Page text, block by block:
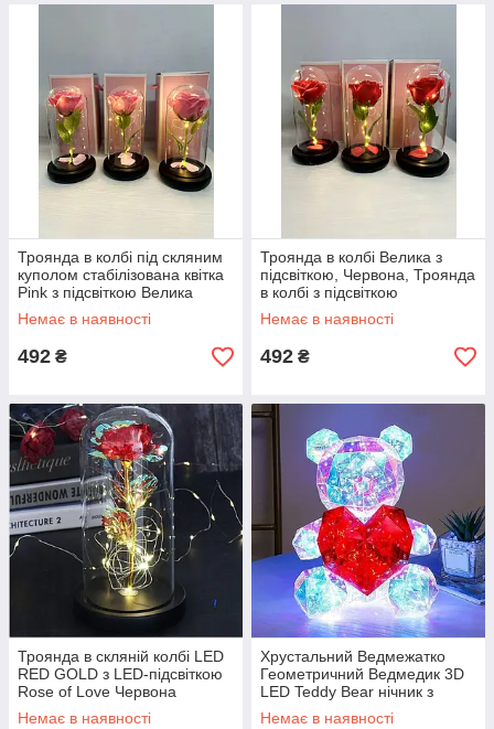
Троянда в колбі під скляним
куполом стабілізована квітка
Pink з підсвіткою Велика
Немає в наявності
492 ₴
Троянда в колбі Велика з
підсвіткою, Червона, Троянда
в колбі з підсвіткою
Немає в наявності
492 ₴
Троянда в скляній колбі LED
RED GOLD з LED-підсвіткою
Rose of Love Червона
Немає в наявності
Хрустальний Ведмежатко
Геометричний Ведмедик 3D
LED Teddy Bear нічник з
червоним серцем 25 см
Немає в наявності